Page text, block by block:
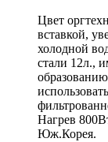
Цвет
вставкой,
холодной
стали 12л.,
Нагрев
Юж.Корея.